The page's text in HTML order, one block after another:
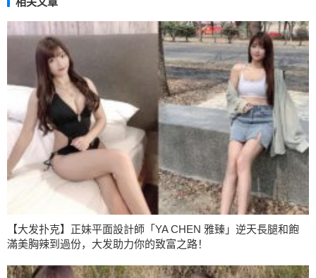
【大发扑克】正妹平面設計師「YA CHEN 雅臻」逆天長腿和飽
滿美胸辣到過份，大发助力你的致富之路！